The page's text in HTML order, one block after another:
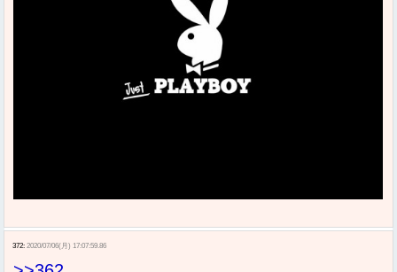
372: 2020/07/06(月) 17:07:59.86